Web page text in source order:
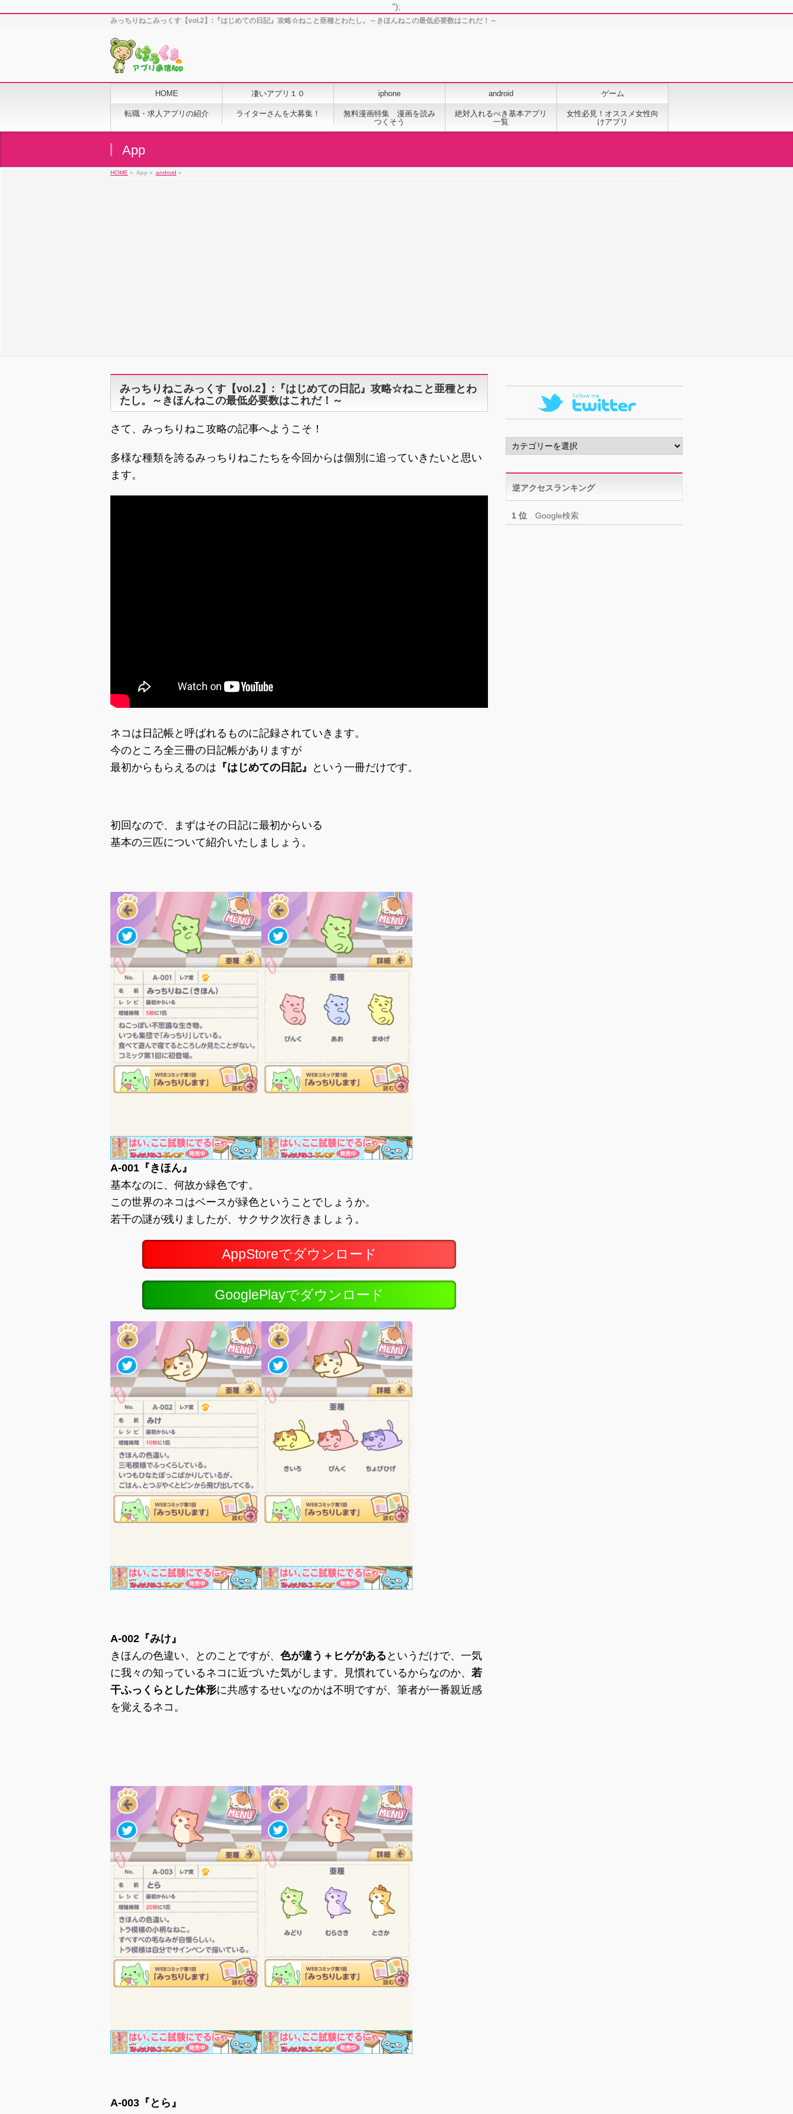
");
みっちりねこみっくす【vol.2】:『はじめての日記』攻略☆ねこと亜種とわたし。～きほんねこの最低必要数はこれだ！～
HOME 凄いアプリ１０ iphone android ゲーム
転職・求人アプリの紹介 ライターさんを大募集！
無料漫画特集 漫画を読み
つくそう
絶対入れるべき基本アプリ
一覧
女性必見！オススメ女性向
けアプリ
App
HOME » App » android »
みっちりねこみっくす【vol.2】:『はじめての日記』攻略☆ねこと亜種とわ
たし。～きほんねこの最低必要数はこれだ！～
さて、みっちりねこ攻略の記事へようこそ！
多様な種類を誇るみっちりねこたちを今回からは個別に追っていきたいと思い
ます。
ネコは日記帳と呼ばれるものに記録されていきます。
今のところ全三冊の日記帳がありますが
最初からもらえるのは 『はじめての日記』 という一冊だけです。
初回なので、まずはその日記に最初からいる
基本の三匹について紹介いたしましょう。
A-001『きほん』
基本なのに、何故か緑色です。
この世界のネコはベースが緑色ということでしょうか。
若干の謎が残りましたが、サクサク次行きましょう。
AppStoreでダウンロード
GooglePlayでダウンロード
A-002『みけ』
きほんの色違い、とのことですが、 色が違う＋ヒゲがある というだけで、一気
に我々の知っているネコに近づいた気がします。見慣れているからなのか、 若
干ふっくらとした体形に共感するせいなのかは不明ですが、筆者が一番親近感
を覚えるネコ。
A-003『とら』
カ
テ
リ
ー逆アクセスランキング
1 位 Google検索